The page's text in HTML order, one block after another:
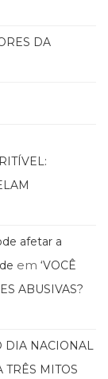
DA
afetar a
em ‘VOCÊ
ABUSIVAS?
DIA NACIONAL
TRÊS MITOS